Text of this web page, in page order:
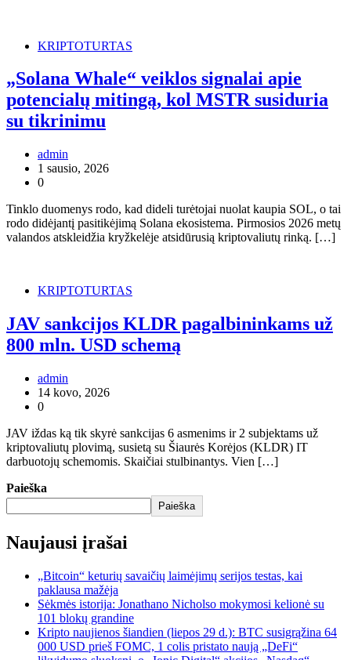
KRIPTOTURTAS
„Solana Whale“ veiklos signalai apie
potencialų mitingą, kol MSTR susiduria
su tikrinimu
admin
1 sausio, 2026
0
Tinklo duomenys rodo, kad dideli turėtojai nuolat kaupia SOL, o tai
rodo didėjantį pasitikėjimą Solana ekosistema. Pirmosios 2026 metų
valandos atskleidžia kryžkelėje atsidūrusią kriptovaliutų rinką. […]
KRIPTOTURTAS
JAV sankcijos KLDR pagalbininkams už
800 mln. USD schemą
admin
14 kovo, 2026
0
JAV iždas ką tik skyrė sankcijas 6 asmenims ir 2 subjektams už
kriptovaliutų plovimą, susietą su Šiaurės Korėjos (KLDR) IT
darbuotojų schemomis. Skaičiai stulbinantys. Vien […]
Paieška
Paieška
Naujausi įrašai
„Bitcoin“ keturių savaičių laimėjimų serijos testas, kai
paklausa mažėja
Sėkmės istorija: Jonathano Nicholso mokymosi kelionė su
101 blokų grandine
Kripto naujienos šiandien (liepos 29 d.): BTC susigrąžina 64
000 USD prieš FOMC, 1 colis pristato naują „DeFi“